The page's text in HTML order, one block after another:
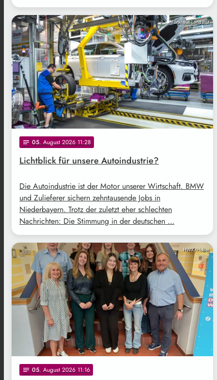
Funkhaus Landshut
notes 05. August 2026 11:28
Lichtblick für unsere Autoindustrie?
Die Autoindustrie ist der Motor unserer Wirtschaft. BMW
und Zulieferer sichern zehntausende Jobs in
Niederbayern. Trotz der zuletzt eher schlechten
Nachrichten: Die Stimmung in der deutschen …
HWK/Huber
notes 05. August 2026 11:16